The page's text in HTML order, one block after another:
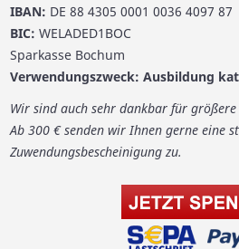
IBAN: DE 88 4305 0001 0036 4097 87
BIC: WELADED1BOC
Sparkasse Bochum
Verwendungszweck: Ausbildung
Wir sind auch sehr dankbar für
Ab 300 € senden wir Ihnen gerne eine
Zuwendungsbescheinigung zu.